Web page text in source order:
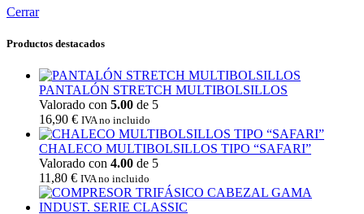
Cerrar
Productos destacados
PANTALÓN STRETCH MULTIBOLSILLOS
Valorado con 5.00 de 5
16,90 € IVA no incluido
CHALECO MULTIBOLSILLOS TIPO “SAFARI”
Valorado con 4.00 de 5
11,80 € IVA no incluido